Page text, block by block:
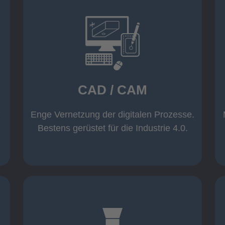
CAD / CAM
Enge Vernetzung der digitalen Prozesse.
Bestens gerüstet für die Industrie 4.0.
CAD / CAM
Einsatz moderner CAD/CAM
Inventor und AutoCAD
Datenübernahme aus der
Warenwirtschaft
mehr erfahren